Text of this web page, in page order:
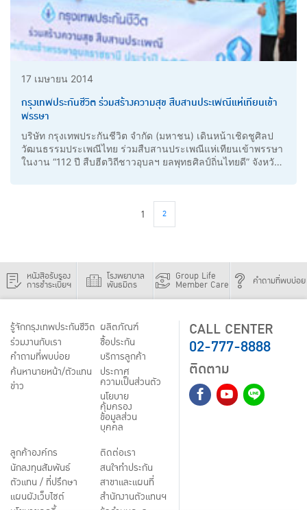
17 เมษายน 2014
กรุงเทพประกันชีวิต ร่วมสร้างความสุข สืบสานประเพณีแห่เทียนเข้า
พรรษา
บริษัท กรุงเทพประกันชีวิต จำกัด (มหาชน) เดินหน้าเชิดชูศิลป
วัฒนธรรมประเพณีไทย ร่วมสืบสานประเพณีแห่เทียนเข้าพรรษา
ในงาน “112 ปี สืบฮีตวิถีชาวอุบลฯ ยลพุทธศิลป์ถิ่นไทยดี” จังหวัด
1 2
หนังสือรับรอง
การชำระเบี้ยฯ
โรงพยาบาล
พันธมิตร
Group Life
Member Care คำถามที่พบบ่อย
รู้จักกรุงเทพประกันชีวิต
ร่วมงานกับเรา
คำถามที่พบบ่อย
ค้นหานายหน้า/ตัวแทน
ข่าว
ผลิตภัณฑ์
ชื้อประกัน
บริการลูกค้า
ประกาศ
ความเป็นส่วนตัว
นโยบาย
คุ้มครอง
ข้อมูลส่วน
บุคคล
ลูกค้าองค์กร
นักลงทุนสัมพันธ์
ตัวแทน / ที่ปรึกษา
แผนผังเว็บไซต์
ติดต่อเรา
สนใจทำประกัน
สาขาและแผนที่
สำนักงานตัวแทนฯ
CALL CENTER
02-777-8888
ติดตาม